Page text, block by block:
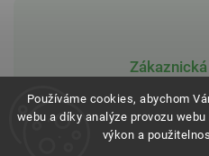
Používáme cookies, abychom
webu a díky analýze provozu
výkon a